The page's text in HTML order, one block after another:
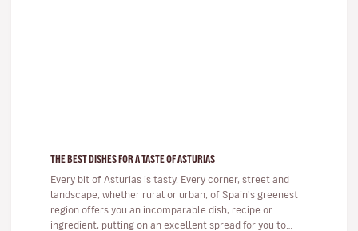
THE BEST DISHES FOR A TASTE OF ASTURIAS
Every bit of Asturias is tasty. Every corner, street and
landscape, whether rural or urban, of Spain's greenest
region offers you an incomparable dish, recipe or
ingredient, putting on an excellent spread for you to